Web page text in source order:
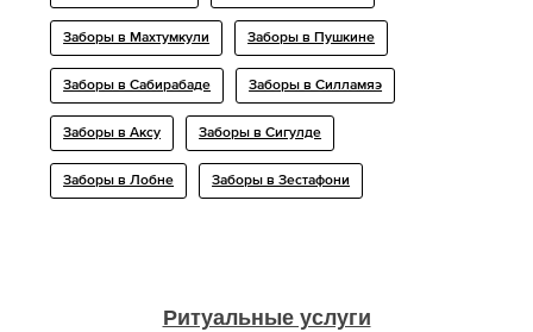
Заборы в Махтумкули Заборы в Пушкине
Заборы в Сабирабаде Заборы в Силламяэ
Заборы в Аксу Заборы в Сигулде
Заборы в Лобне Заборы в Зестафони
Ритуальные услуги